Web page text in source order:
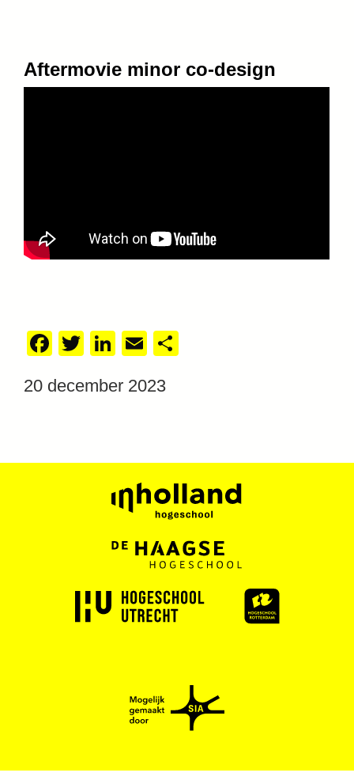
Aftermovie minor co-design
Facebook
TwitterLinkedIn
Email
20 december 2023